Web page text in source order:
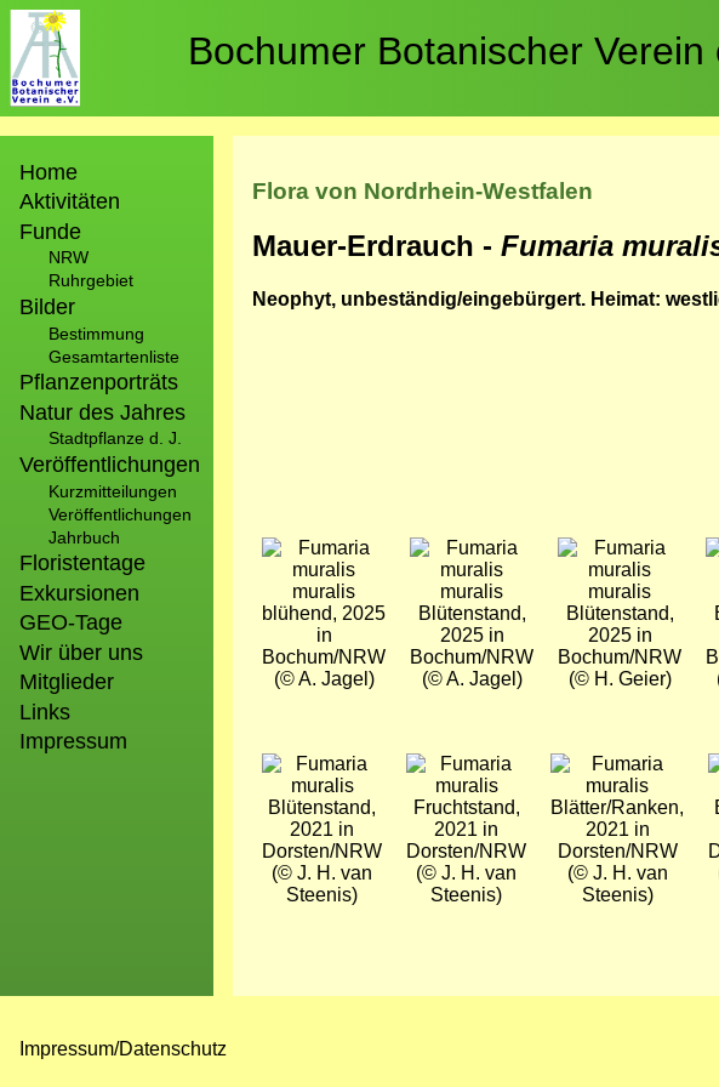
Direkt
zum
Inhalt
Bochumer Botanischer Verein
Home
Aktivitäten
Funde
NRW
Ruhrgebiet
Bilder
Bestimmung
Gesamtartenliste
Pflanzenporträts
Natur des Jahres
Stadtpflanze d. J.
Veröffentlichungen
Kurzmitteilungen
Veröffentlichungen
Jahrbuch
Floristentage
Exkursionen
GEO-Tage
Wir über uns
Mitglieder
Links
Impressum
Flora von Nordrhein-Westfalen
Mauer-Erdrauch - Fumaria
Neophyt, unbeständig/eingebürgert. Heimat:
Bild
blühend, 2025
in
Bochum/NRW
(© A. Jagel)
Bild
Blütenstand,
2025 in
Bochum/NRW
(© A. Jagel)
Bild
Blütenstand,
2025 in
Bochum/NRW
(© H. Geier)
Bild
Blütenstand,
2021 in
Dorsten/NRW
(© J. H. van
Steenis)
Bild
Fruchtstand,
2021 in
Dorsten/NRW
(© J. H. van
Steenis)
Bild
Blätter/Ranken,
2021 in
Dorsten/NRW
(© J. H. van
Steenis)
Impressum/Datenschutz